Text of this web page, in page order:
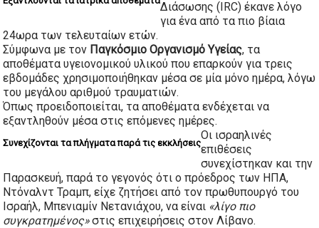
Διάσωσης (IRC) έκανε λόγο
για ένα από τα πιο βίαια
24ωρα των τελευταίων ετών.
Σύμφωνα με τον Παγκόσμιο Οργανισμό Υγείας, τα
αποθέματα υγειονομικού υλικού που επαρκούν για τρεις
εβδομάδες χρησιμοποιήθηκαν μέσα σε μία μόνο ημέρα, λόγω
του μεγάλου αριθμού τραυματιών.
Όπως προειδοποιείται, τα αποθέματα ενδέχεται να
εξαντληθούν μέσα στις επόμενες ημέρες.
Συνεχίζονται τα πλήγματα παρά τις εκκλήσεις
Οι ισραηλινές
επιθέσεις
συνεχίστηκαν και την
Παρασκευή, παρά το γεγονός ότι ο πρόεδρος των ΗΠΑ,
Ντόναλντ Τραμπ, είχε ζητήσει από τον πρωθυπουργό του
Ισραήλ, Μπενιαμίν Νετανιάχου, να είναι «λίγο πιο
συγκρατημένος»στις επιχειρήσεις στον Λίβανο.